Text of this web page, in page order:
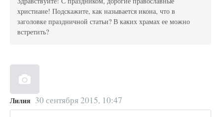
христиане! Подскажите, как называется икона, что в
заголовке праздничной статьи? В каких храмах ее можно
встретить?
Лилия 30 сентября 2015, 10:47